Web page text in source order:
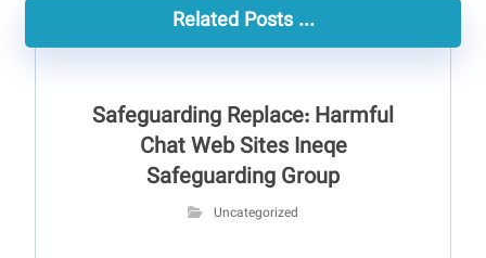
Related Posts ...
Safeguarding Replace: Harmful
Chat Web Sites Ineqe
Safeguarding Group
Uncategorized